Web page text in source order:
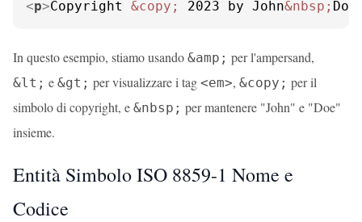
<p>Copyright &copy; 2023 by John&nbsp; Doe
In questo esempio, stiamo usando &amp; per l'ampersand,
&lt; e &gt; per visualizzare i tag <em>, &copy; per il
simbolo di copyright, e &nbsp; per mantenere "John" e "Doe"
insieme.
Entità Simbolo ISO 8859-1 Nome e
Codice